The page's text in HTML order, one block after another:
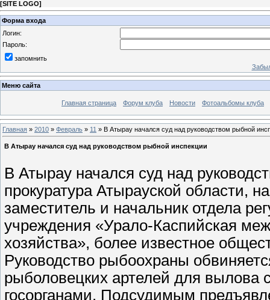
[SITE LOGO]
Форма входа
Логин:
Пароль:
запомнить
Меню сайта
Главная страница Форум клуба Новости Фотоальбомы клуба
Главная » 2010 » Февраль » 11 » В Атырау начался суд над руководством рыбной
В Атырау начался суд над руководством рыбной инспекции
В Атырау начался суд над
прокуратура Атырауской области,
заместитель и начальник отдела
учреждения «Урало-Каспийская
хозяйства», более известное
Руководство рыбоохраны
рыболовецких артелей для вылова
госорганами. Подсудимым